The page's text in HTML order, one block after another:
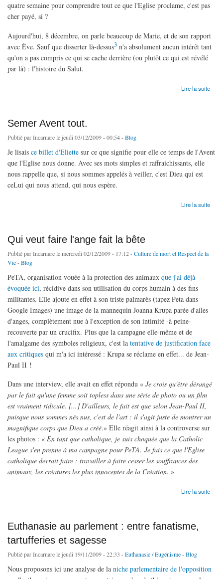
quatre semaine pour comprendre tout ce que l'Eglise proclame, c'est pas
cher payé, si ?
Aujourd'hui, 8 décembre, on parle beaucoup de Marie, et de son rapport
avec Ève. Sauf que disserter là-dessus3 n'a absolument aucun intérêt tant
qu'on a pas compris ce qui se cache derrière (ou plutôt ce qui est révélé
par là) : l'histoire du Salut.
Lire la suite
Semer Avent tout.
Publié parIncarnarele jeudi 03/12/2009 - 00:54 -Blog
Je lisais ce billet d'Eliette sur ce que signifie pour elle ce temps de l'Avent
que l'Eglise nous donne. Avec ses mots simples et raffraichissants, elle
nous rappelle que, si nous sommes appelés à veiller, c'est Dieu qui est
ceLui qui nous attend, qui nous espère.
Lire la suite
Qui veut faire l'ange fait la bête
Publié parIncarnarele mercredi 02/12/2009 - 17:12 -Culture de mort et Respect de la
Vie-Blog
PeTA, organisation vouée à la protection des animaux que j'ai déjà
évoquée ici, récidive dans son utilisation du corps humain à des fins
militantes. Elle ajoute en effet à son triste palmarès (tapez Peta dans
Google Images) une image de la mannequin Joanna Krupa parée d'ailes
d'anges, complètement nue à l'exception de son intimité -à peine-
recouverte par un crucifix. Plus que la campagne elle-même et de
l'amalgame des symboles religieux, c'est la tentative de justification face
aux critiques qui m'a ici intéressé : Krupa se réclame en effet... de Jean-
Paul II !
Dans une interview, elle avait en effet répondu « Je crois qu'être dérangé
par le fait qu'une femme soit topless dans une série de photo ou un film
est vraiment ridicule. [...] D'ailleurs, le fait est que selon Jean-Paul II,
puisque nous sommes nés nus, c'est de l'art : il s'agit juste de montrer un
magnifique corps que Dieu a créé.» Elle réagit ainsi à la controverse sur
les photos : « En tant que catholique, je suis choquée que la Catholic
League s'en prenne à ma campagne pour PeTA. Je fais ce que l'Eglise
catholique devrait faire : travailler à faire cesser les souffrances des
animaux, les créatures les plus innocentes de la Création. »
Lire la suite
Euthanasie au parlement : entre fanatisme,
tartufferies et sagesse
Publié parIncarnarele jeudi 19/11/2009 - 22:33 -Euthanasie / Eugénisme-Blog
Nous proposons ici une analyse de la niche parlementaire de l'opposition